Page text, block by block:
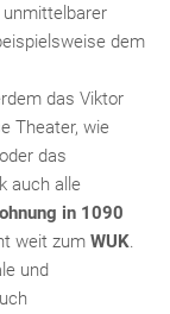
dem
das Viktor
Theater, wie
oder das
auch alle
in 1090
weit zum WUK
und